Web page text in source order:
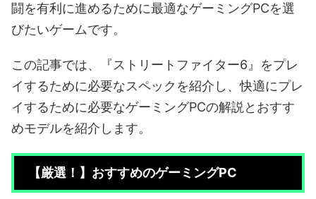
闘を有利に進めるために最適なゲーミングPCを選
びたいゲームです。
この記事では、『ストリートファイター6』をプレ
イするために必要なスペックを紹介し、快適にプレ
イするために必要なゲーミングPCの解説とおすす
めモデルを紹介します。
【厳選！】おすすめのゲーミングPC